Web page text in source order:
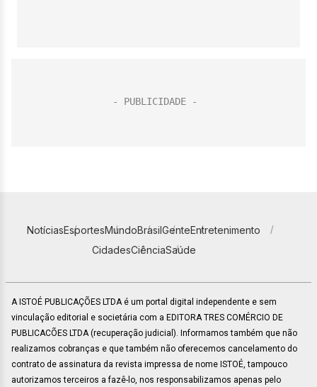
NotíciasEsportesMundoBrasilGenteEntretenimento
CidadesCiênciaSaúde
A ISTOÉ PUBLICAÇÕES LTDA é um portal digital independente e sem
vinculação editorial e societária com a EDITORA TRES COMÉRCIO DE
PUBLICACÕES LTDA (recuperação judicial). Informamos também que não
realizamos cobranças e que também não oferecemos cancelamento do
contrato de assinatura da revista impressa de nome ISTOÉ, tampouco
autorizamos terceiros a fazê-lo, nos responsabilizamos apenas pelo